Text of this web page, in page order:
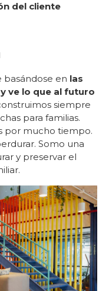
basándose en las
ve lo que al futuro
siempre
para familias.
por mucho tiempo.
Somo una
y preservar el
del cliente